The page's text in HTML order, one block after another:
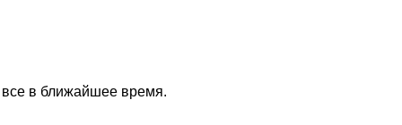
все в ближайшее время.